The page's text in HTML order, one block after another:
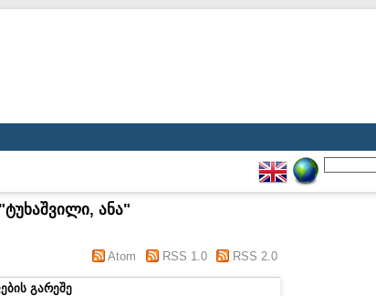
ტუხაშვილი, ანა"
Atom RSS 1.0 RSS 2.0
გარეშე